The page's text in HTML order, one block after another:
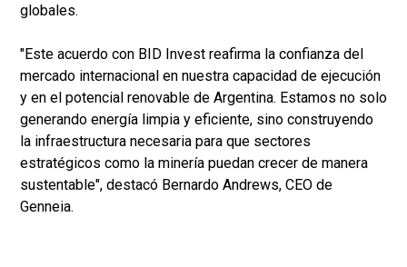
globales.
"Este acuerdo con BID Invest reafirma la confianza del
mercado internacional en nuestra capacidad de ejecución
y en el potencial renovable de Argentina. Estamos no solo
generando energía limpia y eficiente, sino construyendo
la infraestructura necesaria para que sectores
estratégicos como la minería puedan crecer de manera
sustentable", destacó Bernardo Andrews, CEO de
Genneia.